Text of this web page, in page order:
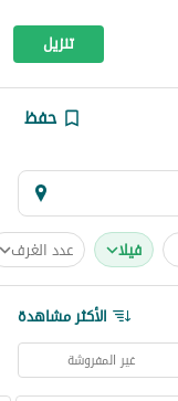
تنزيل
حفظ
فیلا عدد الغرف
الأكثر مشاهدة
غير المفروشة